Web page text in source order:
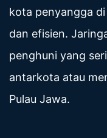
kota penyangga
dan efisien.
penghuni yang
antarkota atau
Pulau Jawa.